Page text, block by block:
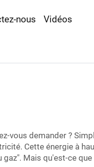
nous Vidéos
vous demander ?
Cette énergie à
Mais qu'est-ce que